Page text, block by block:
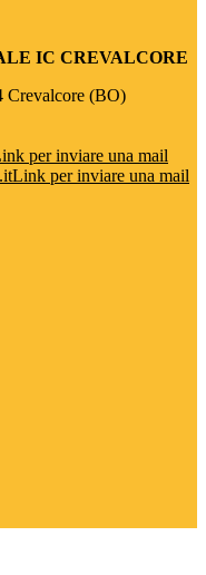
IC CREVALCORE
Crevalcore (BO)
per inviare una mail
Link per inviare una mail